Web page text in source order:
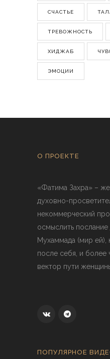
СЧАСТЬЕ
ТРЕВОЖНОСТЬ
ХИДЖАБ
ЭМОЦИИ
О ПРОЕКТЕ
«Фатима Захра» –
духовно-
некоммерческий
осмыслить
Мухаммада (мир ей),
после себя, и более
вектор пути
ПОПУЛЯРНОЕ